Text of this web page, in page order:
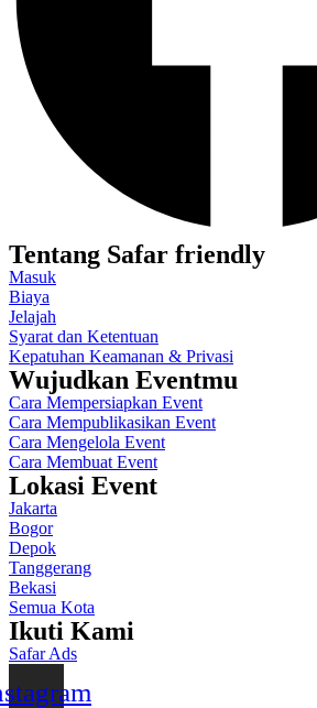
Tentang Safar friendly
Masuk
Biaya
Jelajah
Syarat dan Ketentuan
Kepatuhan Keamanan & Privasi
Wujudkan Eventmu
Cara Mempersiapkan Event
Cara Mempublikasikan Event
Cara Mengelola Event
Cara Membuat Event
Lokasi Event
Jakarta
Bogor
Depok
Tanggerang
Bekasi
Semua Kota
Ikuti Kami
Safar Ads